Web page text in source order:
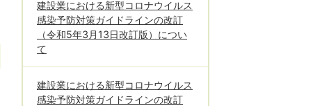
建設業における新型コロナウイルス
感染予防対策ガイドラインの改訂
（令和5年3月13日改訂版）につい
て
建設業における新型コロナウイルス
感染予防対策ガイドラインの改訂